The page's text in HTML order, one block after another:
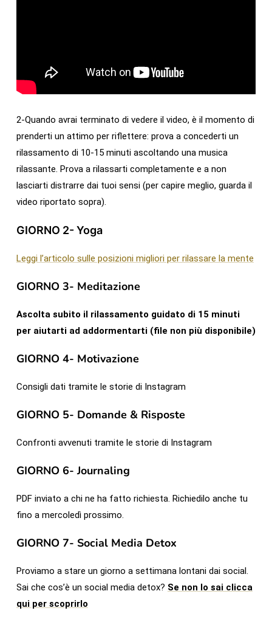
2-Quando avrai terminato di vedere il video, è il momento di
prenderti un attimo per riflettere: prova a concederti un
rilassamento di 10-15 minuti ascoltando una musica
rilassante. Prova a rilassarti completamente e a non
lasciarti distrarre dai tuoi sensi (per capire meglio, guarda il
video riportato sopra).
GIORNO 2- Yoga
Leggi l’articolo sulle posizioni migliori per rilassare la mente
GIORNO 3- Meditazione
Ascolta subito il rilassamento guidato di 15 minuti
per aiutarti ad addormentarti (file non più disponibile)
GIORNO 4- Motivazione
Consigli dati tramite le storie di Instagram
GIORNO 5- Domande & Risposte
Confronti avvenuti tramite le storie di Instagram
GIORNO 6- Journaling
PDF inviato a chi ne ha fatto richiesta. Richiedilo anche tu
fino a mercoledì prossimo.
GIORNO 7- Social Media Detox
Proviamo a stare un giorno a settimana lontani dai social.
Sai che cos’è un social media detox? Se non lo sai clicca
qui per scoprirlo